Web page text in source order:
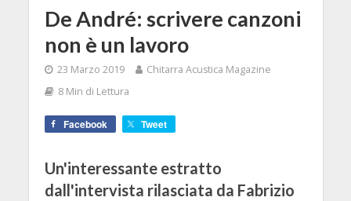
De André: scrivere canzoni
non è un lavoro
23 Marzo 2019
Chitarra Acustica Magazine
8 Min di Lettura
Facebook Tweet
Un'interessante estratto
dall'intervista rilasciata da Fabrizio